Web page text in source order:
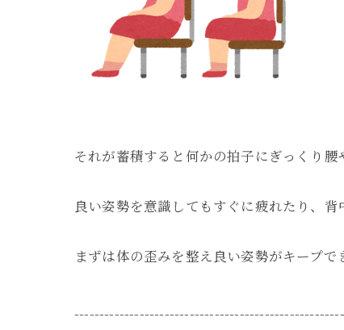
それが蓄積すると何かの拍子にぎっくり腰
良い姿勢を意識してもすぐに疲れたり、背
まずは体の歪みを整え良い姿勢がキープ